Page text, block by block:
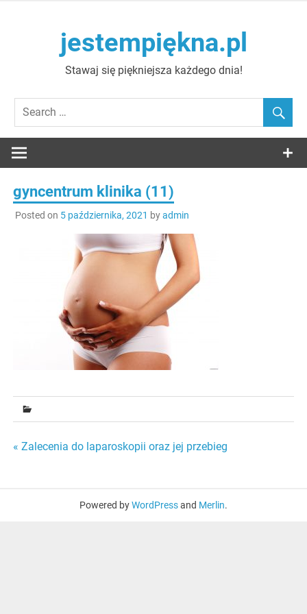
jestempiękna.pl
Stawaj się piękniejsza każdego dnia!
gyncentrum klinika (11)
Posted on 5 października, 2021 byadmin
Nawigacja
« Zalecenia do laparoskopii oraz jej przebieg
Powered byWordPressand Merlin.